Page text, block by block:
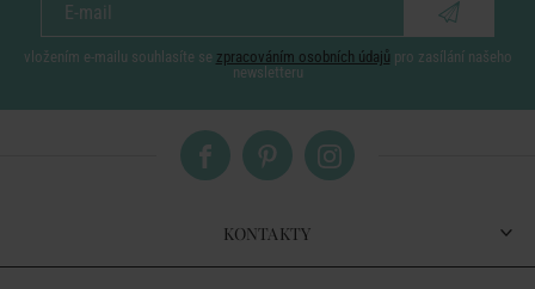
vložením e-mailu souhlasíte se zpracováním osobních údajů pro zasílání našeho
newsletteru
KONTAKTY